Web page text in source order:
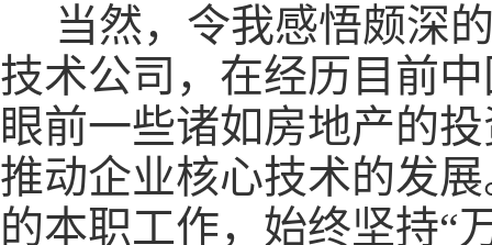
当然，令我感悟颇深
技术公司，在经历目前
眼前一些诸如房地产的
推动企业核心技术的发
的本职工作，始终坚持“